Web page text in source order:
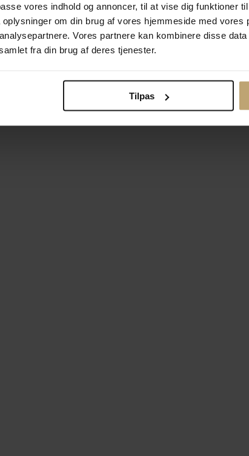
vores indhold og annoncer, til at vise dig funktioner
om din brug af vores hjemmeside med vores
Vores partnere kan kombinere disse
fra din brug af deres tjenester.
Tilpas
Betalingsmuligheder
Ændr